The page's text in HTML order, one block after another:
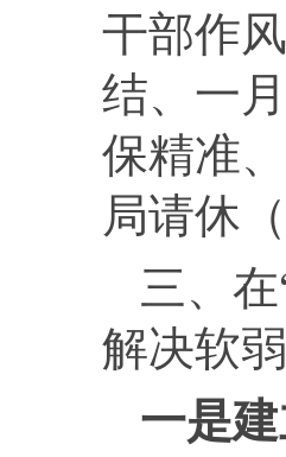
干部作
结、一
保精准
局请休
三、
解决软
一是